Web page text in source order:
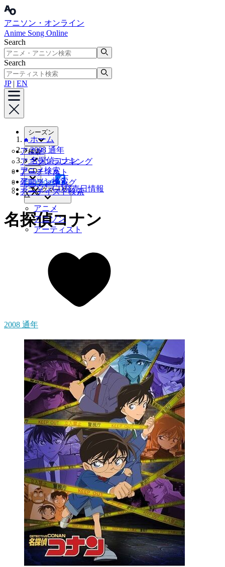
アニソン・オンライン
Anime Song Online
Search
Search
JP| EN
シーズン
アニメ
アニソンランキング
アーティスト
年間ランキング
検索
アニメ検索
アニソン検索
アーティスト検索
CD
アニソンCD発売日情報
ブックマーク
アニメ
アニソン
アーティスト
ホーム
2008 通年
名探偵コナン
Facebook
X
名探偵コナン
2008 通年